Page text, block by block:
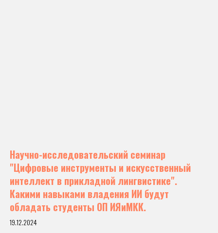
Научно-исследовательский семинар
"Цифровые инструменты и искусственный
интеллект в прикладной лингвистике".
Какими навыками владения ИИ будут
обладать студенты ОП ИЯиМКК.
19.12.2024